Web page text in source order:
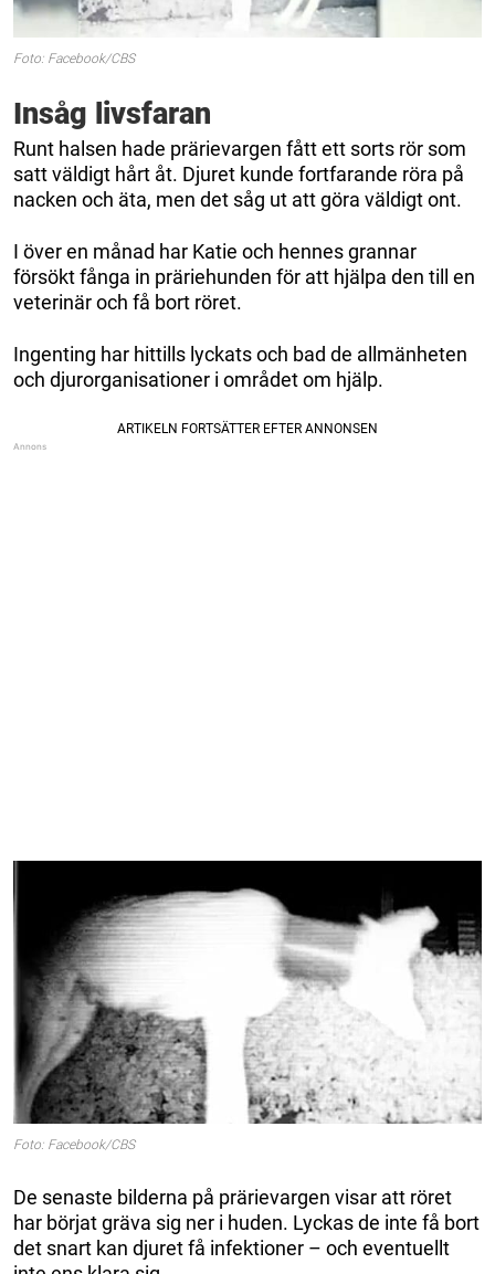
Foto: Facebook/CBS
Insåg livsfaran
Runt halsen hade prärievargen fått ett sorts rör som
satt väldigt hårt åt. Djuret kunde fortfarande röra på
nacken och äta, men det såg ut att göra väldigt ont.
I över en månad har Katie och hennes grannar
försökt fånga in präriehunden för att hjälpa den till en
veterinär och få bort röret.
Ingenting har hittills lyckats och bad de allmänheten
och djurorganisationer i området om hjälp.
Foto: Facebook/CBS
De senaste bilderna på prärievargen visar att röret
har börjat gräva sig ner i huden. Lyckas de inte få bort
det snart kan djuret få infektioner – och eventuellt